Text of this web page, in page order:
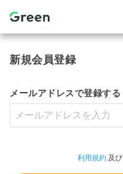
新規会員登録
メールアドレスで登録する
利用規約及び